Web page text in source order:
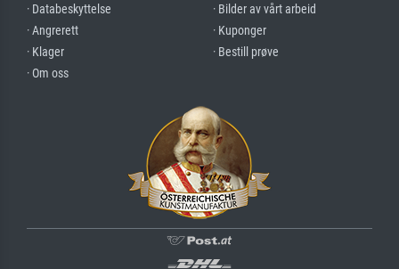
· Databeskyttelse
· Angrerett
· Klager
· Om oss
· Bilder av vårt arbeid
· Kuponger
· Bestill prøve